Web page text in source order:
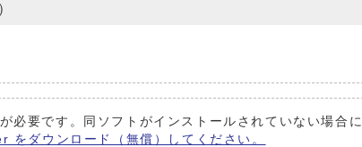
要です。同ソフトがインストールされていない場合に
ダウンロード（無償）してください。